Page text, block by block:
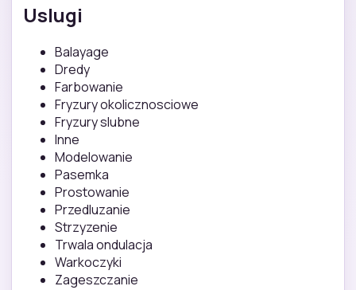
Uslugi
Balayage
Dredy
Farbowanie
Fryzury okolicznosciowe
Fryzury slubne
Inne
Modelowanie
Pasemka
Prostowanie
Przedluzanie
Strzyzenie
Trwala ondulacja
Warkoczyki
Zageszczanie